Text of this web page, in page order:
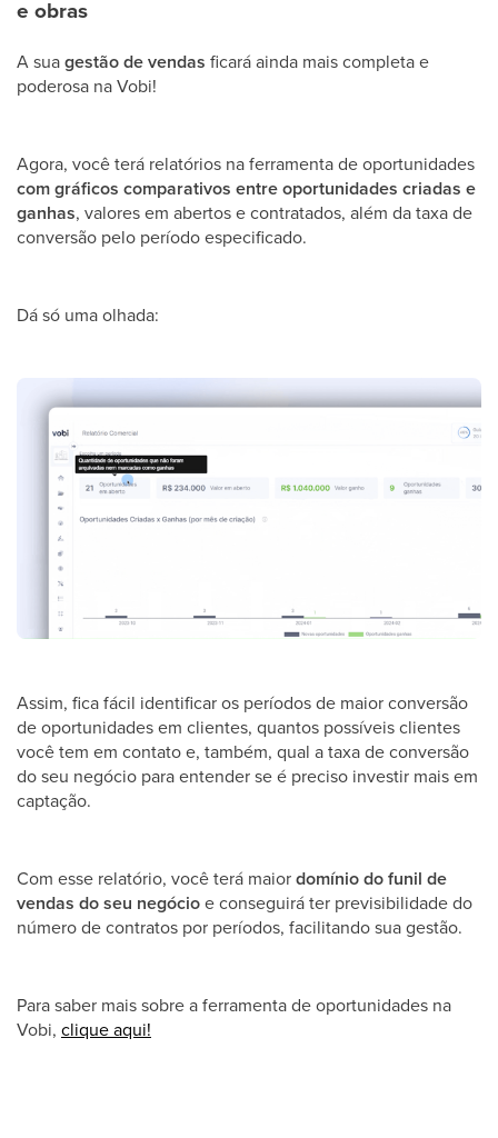
e obras
A suagestão de vendas ficará ainda mais completa e
poderosa na Vobi!
Agora, você terá relatórios na ferramenta de oportunidades
com gráficos comparativos entre oportunidades criadas e
ganhas, valores em abertos e contratados, além da taxa de
conversão pelo período especificado.
Dá só uma olhada:
Assim, fica fácil identificar os períodos de maior conversão
de oportunidades em clientes, quantos possíveis clientes
você tem em contato e, também, qual a taxa de conversão
do seu negócio para entender se é preciso investir mais em
captação.
Com esse relatório, você terá maiordomínio do funil de
vendas do seu negócioe conseguirá ter previsibilidade do
número de contratos por períodos, facilitando sua gestão.
Para saber mais sobre a ferramenta de oportunidades na
Vobi, clique aqui!